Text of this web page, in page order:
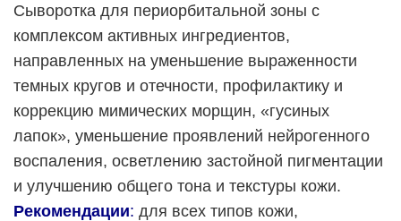
Сыворотка для периорбитальной зоны с
комплексом активных ингредиентов,
направленных на уменьшение выраженности
темных кругов и отечности, профилактику и
коррекцию мимических морщин, «гусиных
лапок», уменьшение проявлений нейрогенного
воспаления, осветлению застойной пигментации
и улучшению общего тона и текстуры кожи.
Рекомендации: для всех типов кожи,